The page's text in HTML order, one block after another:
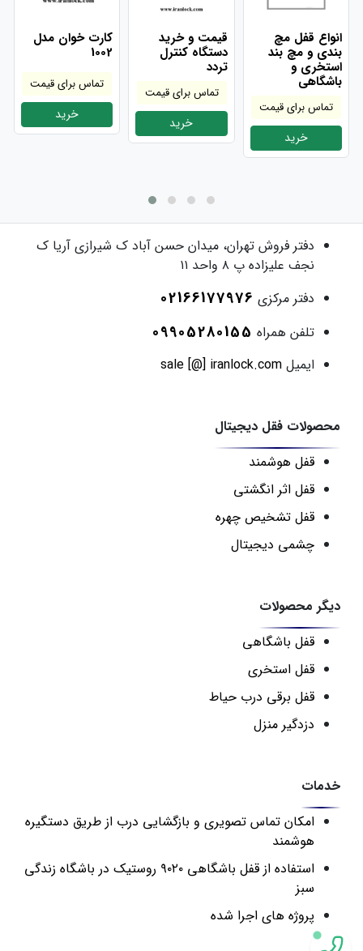
کارت خوان مدل
1002
تماس برای قیمت
خرید
قیمت و خرید
دستگاه کنترل
تردد
تماس برای قیمت
خرید
انواع قفل مچ
بندی و مچ بند
استخری و
باشگاهی
تماس برای قیمت
خرید
دفتر فروش تهران، میدان حسن آباد ک شیرازی آریا ک
نجف علیزاده پ ۸ واحد ۱۱
دفتر مرکزی 02166177976
تلفن همراه 09905280155
ایمیل sale [@] iranlock.com
محصولات فقل دیجیتال
قفل هوشمند
قفل اثر انگشتی
قفل تشخیص چهره
چشمی دیجیتال
دیگر محصولات
قفل باشگاهی
قفل استخری
قفل برقی درب حیاط
دزدگیر منزل
خدمات
امکان تماس تصویری و بازگشایی درب از طریق دستگیره
هوشمند
استفاده از قفل باشگاهی ۹۰۲۰ روستیک در باشگاه زندگی
سبز
پروژه های اجرا شده